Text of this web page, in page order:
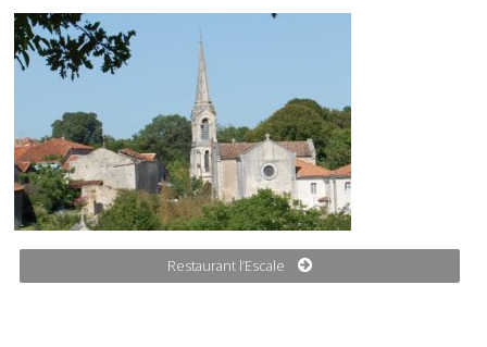
Restaurant l’Escale